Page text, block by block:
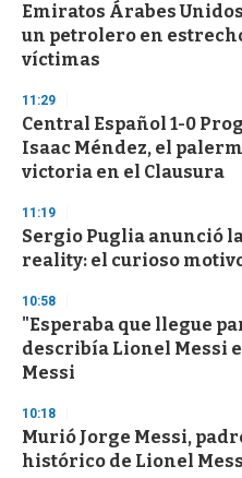
Emiratos Árabes
un petrolero en
víctimas
11:29
Central Español 1-0
Isaac Méndez, el
victoria en el Clausura
11:19
Sergio Puglia anunció
reality: el curioso
10:58
"Esperaba que llegue
describía Lionel Messi
Messi
10:18
Murió Jorge Messi,
histórico de Lionel